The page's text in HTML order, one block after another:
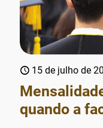
15 de julho de
quando a